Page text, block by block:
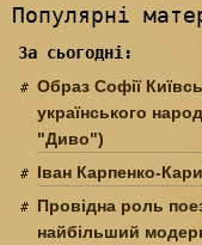
Популярні
За сьогодні:
Образ Софії
українського
"Диво")
Іван Карпенко-
Провідна роль
найбільший